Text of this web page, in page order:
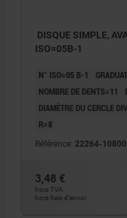
DISQUE SIMPLE,
ISO=05B-1
N° ISO=05 B-1
NOMBRE DE DENTS=11
DIAMÈTRE DU CERCLE
R=8
Référence: 22264-
3,48 €
hors TVA
hors frais d’envoi